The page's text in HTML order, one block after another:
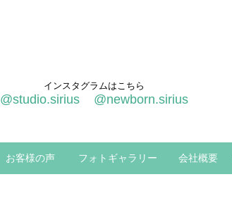
インスタグラムはこちら
@studio.sirius @newborn.sirius
お客様の声 フォトギャラリー 会社概要